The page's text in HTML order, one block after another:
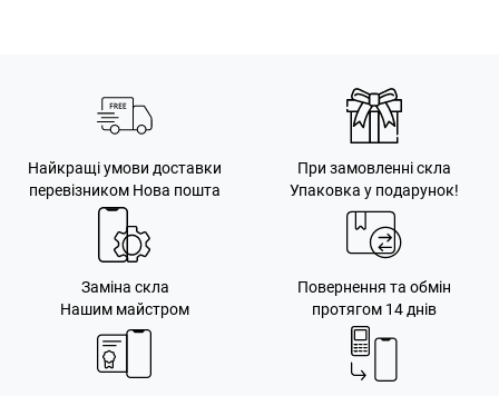
Найкращі умови доставки
перевізником Нова пошта
При замовленні скла
Упаковка у подарунок!
Заміна скла
Нашим майстром
Повернення та обмін
протягом 14 днів